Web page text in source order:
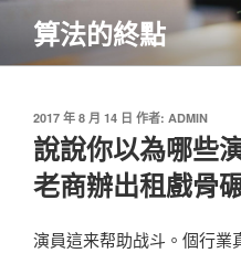
主
算法的終點
發
佈
於
2017 年 8 月 14 日 作者: ADMIN
說說你以為哪些
老商辦出租戲骨
演員這来帮助战斗。個行業